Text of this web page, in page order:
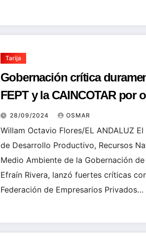
Tarija
Gobernación crítica
FEPT y la CAINCOTAR por
a participar de la EXPOSUR
28/09/2024 OSMAR
Willam Octavio Flores/EL ANDALUZ
de Desarrollo Productivo, Recursos
Medio Ambiente de la Gobernación de
Efraín Rivera, lanzó fuertes críticas
Federación de Empresarios Privados…